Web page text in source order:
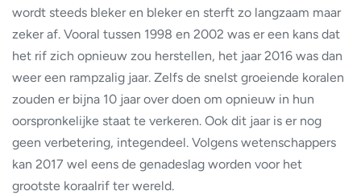
wordt steeds bleker en bleker en sterft zo langzaam maar
zeker af. Vooral tussen 1998 en 2002 was er een kans dat
het rif zich opnieuw zou herstellen, het jaar 2016 was dan
weer een rampzalig jaar. Zelfs de snelst groeiende koralen
zouden er bijna 10 jaar over doen om opnieuw in hun
oorspronkelijke staat te verkeren. Ook dit jaar is er nog
geen verbetering, integendeel. Volgens wetenschappers
kan 2017 wel eens de genadeslag worden voor het
grootste koraalrif ter wereld.